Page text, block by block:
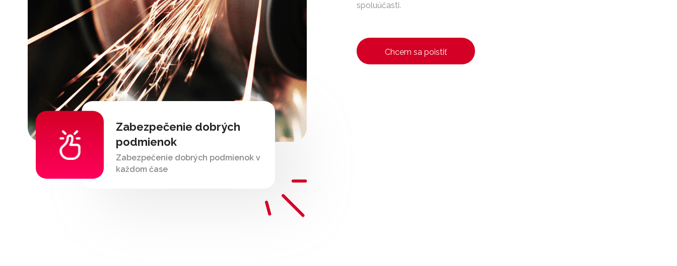
Zabezpečenie dobrých
podmienok
Zabezpečenie dobrých podmienok v
každom čase
spoluúčasti.
Chcem sa poistiť